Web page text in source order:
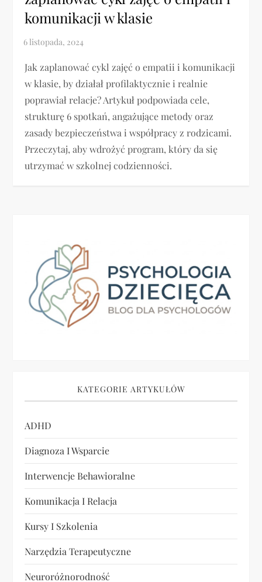
komunikacji w klasie
Jak zaplanować cykl zajęć o empatii i komunikacji
w klasie, by działał profilaktycznie i realnie
poprawiał relacje? Artykuł podpowiada cele,
strukturę 6 spotkań, angażujące metody oraz
zasady bezpieczeństwa i współpracy z rodzicami.
Przeczytaj, aby wdrożyć program, który da się
utrzymać w szkolnej codzienności.
KATEGORIE ARTYKUŁÓW
ADHD
Diagnoza I Wsparcie
Interwencje Behawioralne
Komunikacja I Relacja
Kursy I Szkolenia
Narzędzia Terapeutyczne
Neuroróżnorodność